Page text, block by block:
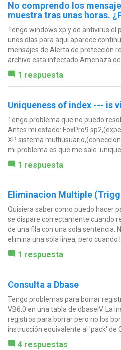
No comprendo los
muestra tras unas horas.
Tengo windows xp y de antivirus el
unos días para aquí aparece
mensajes de Alerta de protección
archivo esta infectado Amenaza
1 respuesta
Uniqueness of index --- is
Tengo problema que no puedo
Antes mi estado: FoxPro9
XP sistema
mi problema es que me sale
1 respuesta
Eliminacion Multiple
Quisiera saber como puedo hacer
se dispare correctamente cuando
de una fila con una sola sentencia.
elimina una sola linea, pero cuando
1 respuesta
Consulta a Dbase
Tengo problemas para borrar
VB6.0 en una tabla de dbaseIV. La
registros para borrar pero no los
instrucción equivalente al 'pack' de
4 respuestas